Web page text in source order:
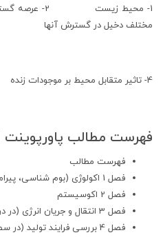
مختلف دخیل در گسترش آنها
4- تاثیر متقابل محیط بر موجودات زنده 5- تاثیر موجودات زنده بر هم
فهرست مطالب پاورپوینت
فهرست مطالب
فصل 1 اکولوژی (بوم شناسی، پیرامون شناسی)
فصل 2 اکوسیستم
فصل 3 انتقال و جریان انرژی (در درون اکوسیستم)
فصل 4 بررسی فرایند تولید (در سطوح مختلف یک اکوسیستم)